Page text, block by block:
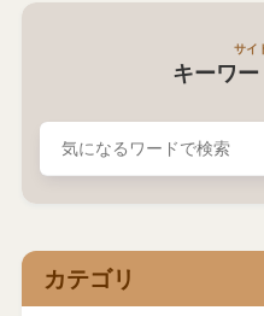
サイ
キーワ
カテゴリ